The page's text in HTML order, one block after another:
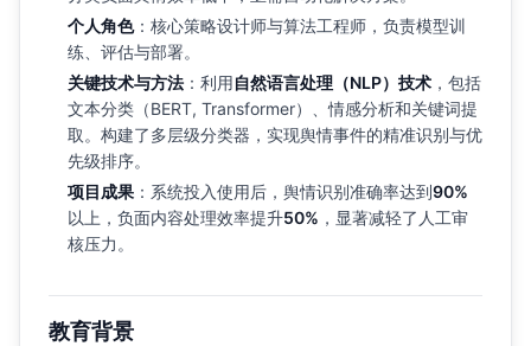
个人角色：核心策略设计师与算法工程师，负责模型训
练、评估与部署。
关键技术与方法 ：利用自然语言处理（NLP）技术 ，包括
文本分类（BERT, Transformer）、情感分析和关键词提
取。构建了多层级分类器，实现舆情事件的精准识别与优
先级排序。
项目成果 ：系统投入使用后，舆情识别准确率达到90%
以上，负面内容处理效率提升50% ，显著减轻了人工审
核压力。
教育背景